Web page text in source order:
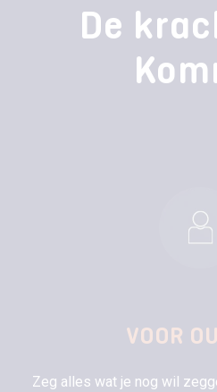
De
VOOR
Zeg alles wat je nog wil